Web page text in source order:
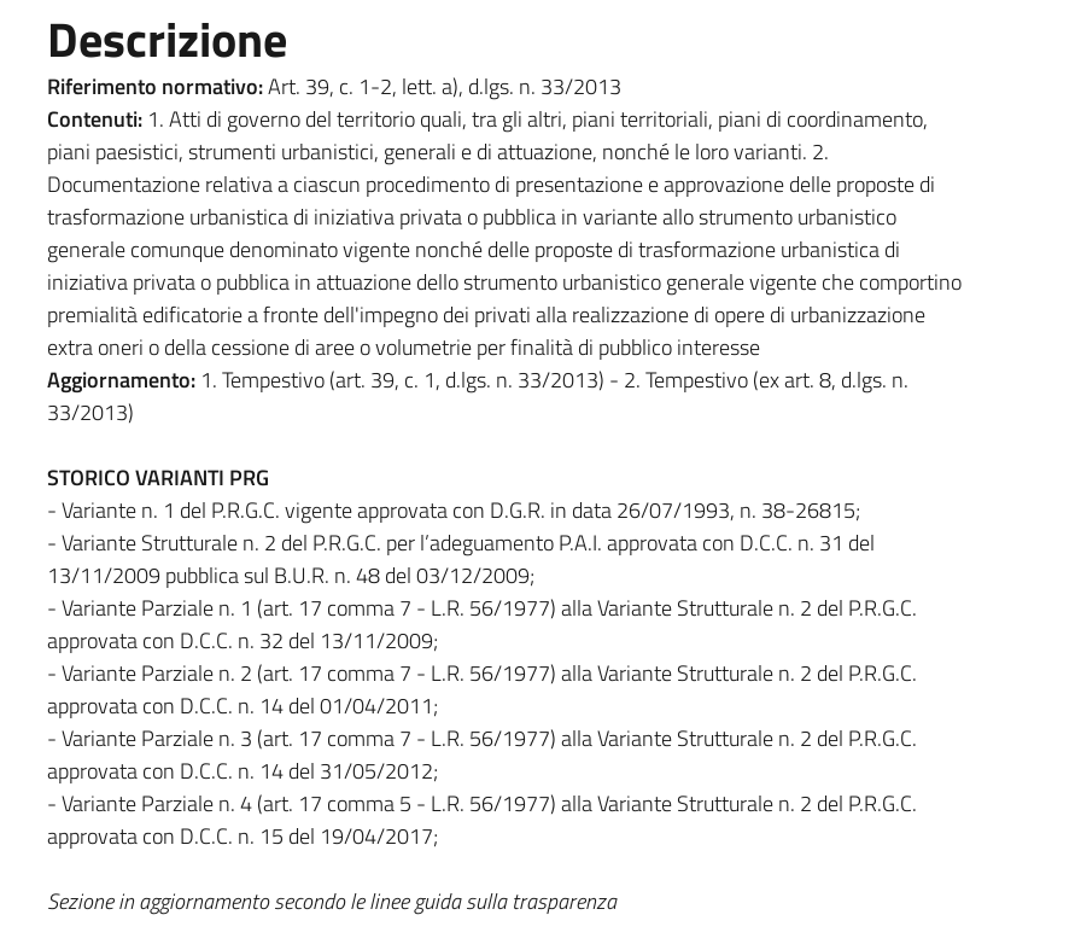
Descrizione
Riferimento normativo:Art. 39, c. 1-2, lett. a), d.lgs. n. 33/2013
Contenuti:1. Atti di governo del territorio quali, tra gli altri, piani territoriali, piani di coordinamento,
piani paesistici, strumenti urbanistici, generali e di attuazione, nonché le loro varianti. 2.
Documentazione relativa a ciascun procedimento di presentazione e approvazione delle proposte di
trasformazione urbanistica di iniziativa privata o pubblica in variante allo strumento urbanistico
generale comunque denominato vigente nonché delle proposte di trasformazione urbanistica di
iniziativa privata o pubblica in attuazione dello strumento urbanistico generale vigente che comportino
premialità edificatorie a fronte dell'impegno dei privati alla realizzazione di opere di urbanizzazione
extra oneri o della cessione di aree o volumetrie per finalità di pubblico interesse
Aggiornamento:1. Tempestivo (art. 39, c. 1, d.lgs. n. 33/2013) - 2. Tempestivo (ex art. 8, d.lgs. n.
33/2013)
STORICO VARIANTI PRG
- Variante n. 1 del P.R.G.C. vigente approvata con D.G.R. in data 26/07/1993, n. 38-26815;
- Variante Strutturale n. 2 del P.R.G.C. per l’adeguamento P.A.I. approvata con D.C.C. n. 31 del
13/11/2009 pubblica sul B.U.R. n. 48 del 03/12/2009;
- Variante Parziale n. 1 (art. 17 comma 7 - L.R. 56/1977) alla Variante Strutturale n. 2 del P.R.G.C.
approvata con D.C.C. n. 32 del 13/11/2009;
- Variante Parziale n. 2 (art. 17 comma 7 - L.R. 56/1977) alla Variante Strutturale n. 2 del P.R.G.C.
approvata con D.C.C. n. 14 del 01/04/2011;
- Variante Parziale n. 3 (art. 17 comma 7 - L.R. 56/1977) alla Variante Strutturale n. 2 del P.R.G.C.
approvata con D.C.C. n. 14 del 31/05/2012;
- Variante Parziale n. 4 (art. 17 comma 5 - L.R. 56/1977) alla Variante Strutturale n. 2 del P.R.G.C.
approvata con D.C.C. n. 15 del 19/04/2017;
Sezione in aggiornamento secondo le linee guida sulla trasparenza